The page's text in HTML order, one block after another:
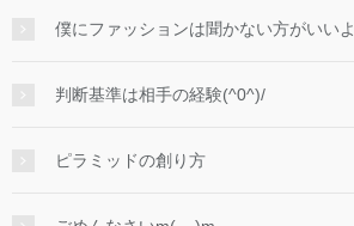
僕にファッションは聞かない方がいいよ
判断基準は相手の経験(^0^)/
ピラミッドの創り方